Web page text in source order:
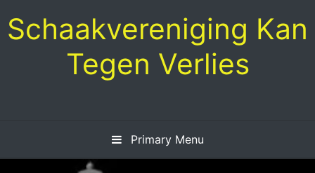
to
content
Schaakvereniging Kan
Tegen Verlies
Primary Menu